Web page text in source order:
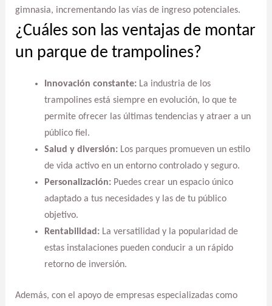
gimnasia, incrementando las vías de ingreso potenciales.
¿Cuáles son las ventajas de montar
un parque de trampolines?
Innovación constante:La industria de los
trampolines está siempre en evolución, lo que te
permite ofrecer las últimas tendencias y atraer a un
público fiel.
Salud y diversión:Los parques promueven un estilo
de vida activo en un entorno controlado y seguro.
Personalización:Puedes crear un espacio único
adaptado a tus necesidades y las de tu público
objetivo.
Rentabilidad:La versatilidad y la popularidad de
estas instalaciones pueden conducir a un rápido
retorno de inversión.
Además, con el apoyo de empresas especializadas como